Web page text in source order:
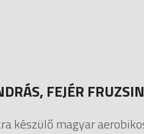
FEJÉR
készülő magyar